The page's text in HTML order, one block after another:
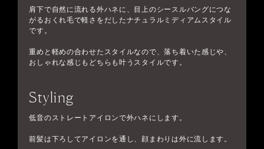
肩下で自然に流れる外ハネに、目上のシースルバングにつな
がるおくれ毛で軽さをだしたナチュラルミディアムスタイル
です。
重めと軽めの合わせたスタイルなので、落ち着いた感じや、
おしゃれな感じもどちらも叶うスタイルです。
Styling
低音のストレートアイロンで外ハネにします。
前髪は下ろしてアイロンを通し、顔まわりは外に流します。